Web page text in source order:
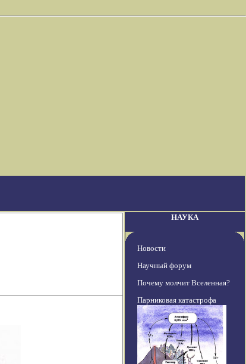
НАУКА
Новости
Научный форум
Почему молчит Вселенная?
Парниковая катастрофа